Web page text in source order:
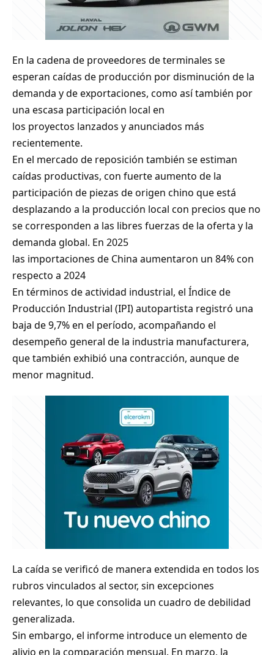
En la cadena de proveedores de terminales se
esperan caídas de producción por disminución de la
demanda y de exportaciones, como así también por
una escasa participación local en
los proyectos lanzados y anunciados más
recientemente.
En el mercado de reposición también se estiman
caídas productivas, con fuerte aumento de la
participación de piezas de origen chino que está
desplazando a la producción local con precios que no
se corresponden a las libres fuerzas de la oferta y la
demanda global. En 2025
las importaciones de China aumentaron un 84% con
respecto a 2024
En términos de actividad industrial, el Índice de
Producción Industrial (IPI) autopartista registró una
baja de 9,7% en el período, acompañando el
desempeño general de la industria manufacturera,
que también exhibió una contracción, aunque de
menor magnitud.
La caída se verificó de manera extendida en todos los
rubros vinculados al sector, sin excepciones
relevantes, lo que consolida un cuadro de debilidad
generalizada.
Sin embargo, el informe introduce un elemento de
alivio en la comparación mensual. En marzo, la